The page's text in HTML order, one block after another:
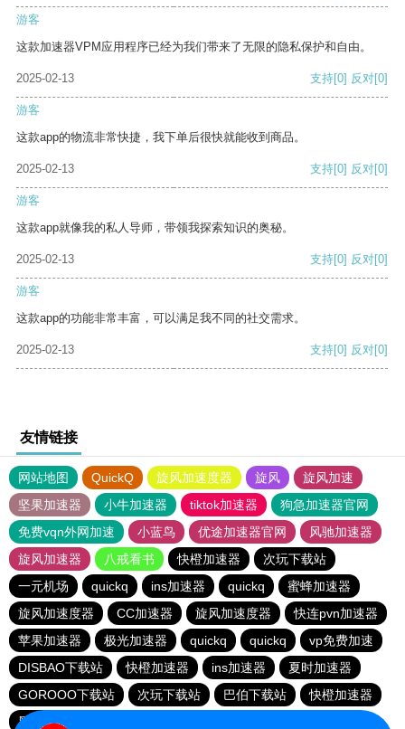
游客
这款加速器VPM应用程序已经为我们带来了无限的隐私保护和自由。
2025-02-13 支持[0] 反对[0]
游客
这款app的物流非常快捷，我下单后很快就能收到商品。
2025-02-13 支持[0] 反对[0]
游客
这款app就像我的私人导师，带领我探索知识的奥秘。
2025-02-13 支持[0] 反对[0]
游客
这款app的功能非常丰富，可以满足我不同的社交需求。
2025-02-13 支持[0] 反对[0]
友情链接
网站地图 QuickQ 旋风加速度器 旋风
旋风加速
坚果加速器
小牛加速器 tiktok加速器
狗急加速器官网
免费vqn外网加速
小蓝鸟 优途加速器官网
风驰加速器
旋风加速器
八戒看书 快橙加速器
次玩下载站
一元机场
quickq ins加速器 quickq
蜜蜂加速器
旋风加速度器
CC加速器 旋风加速度器
快连pvn加速器
苹果加速器
极光加速器 quickq quickq
vp免费加速
DISBAO下载站
快橙加速器 ins加速器
夏时加速器
GOROOO下载站
次玩下载站 巴伯下载站
快橙加速器
黑洞加速官网